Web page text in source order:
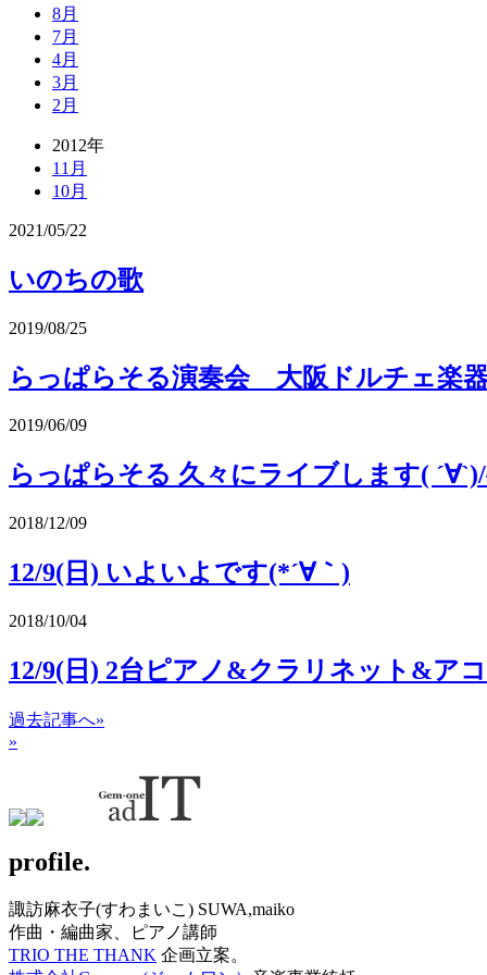
8月
7月
4月
3月
2月
2012年
11月
10月
2021/05/22
いのちの歌
2019/08/25
らっぱらそる演奏会 大阪ドルチェ楽
2019/06/09
らっぱらそる 久々にライブします( ´∀`)/
2018/12/09
12/9(日) いよいよです(*´∀｀)
2018/10/04
12/9(日) 2台ピアノ&クラリネット&ア
過去記事へ»
»
profile.
諏訪麻衣子(すわまいこ) SUWA,maiko
作曲・編曲家、ピアノ講師
TRIO THE THANK 企画立案。